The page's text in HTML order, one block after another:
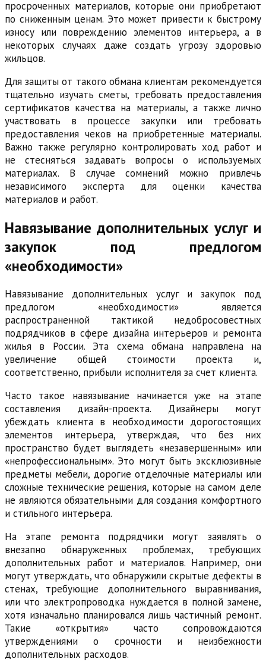
просроченных материалов, которые они приобретают
по сниженным ценам. Это может привести к быстрому
износу или повреждению элементов интерьера, а в
некоторых случаях даже создать угрозу здоровью
жильцов.
Для защиты от такого обмана клиентам рекомендуется
тщательно изучать сметы, требовать предоставления
сертификатов качества на материалы, а также лично
участвовать в процессе закупки или требовать
предоставления чеков на приобретенные материалы.
Важно также регулярно контролировать ход работ и
не стесняться задавать вопросы о используемых
материалах. В случае сомнений можно привлечь
независимого эксперта для оценки качества
материалов и работ.
Навязывание дополнительных услуг и
закупок под предлогом
«необходимости»
Навязывание дополнительных услуг и закупок под
предлогом «необходимости» является
распространенной тактикой недобросовестных
подрядчиков в сфере дизайна интерьеров и ремонта
жилья в России. Эта схема обмана направлена на
увеличение общей стоимости проекта и,
соответственно, прибыли исполнителя за счет клиента.
Часто такое навязывание начинается уже на этапе
составления дизайн-проекта. Дизайнеры могут
убеждать клиента в необходимости дорогостоящих
элементов интерьера, утверждая, что без них
пространство будет выглядеть «незавершенным» или
«непрофессиональным». Это могут быть эксклюзивные
предметы мебели, дорогие отделочные материалы или
сложные технические решения, которые на самом деле
не являются обязательными для создания комфортного
и стильного интерьера.
На этапе ремонта подрядчики могут заявлять о
внезапно обнаруженных проблемах, требующих
дополнительных работ и материалов. Например, они
могут утверждать, что обнаружили скрытые дефекты в
стенах, требующие дополнительного выравнивания,
или что электропроводка нуждается в полной замене,
хотя изначально планировался лишь частичный ремонт.
Такие «открытия» часто сопровождаются
утверждениями о срочности и неизбежности
дополнительных расходов.